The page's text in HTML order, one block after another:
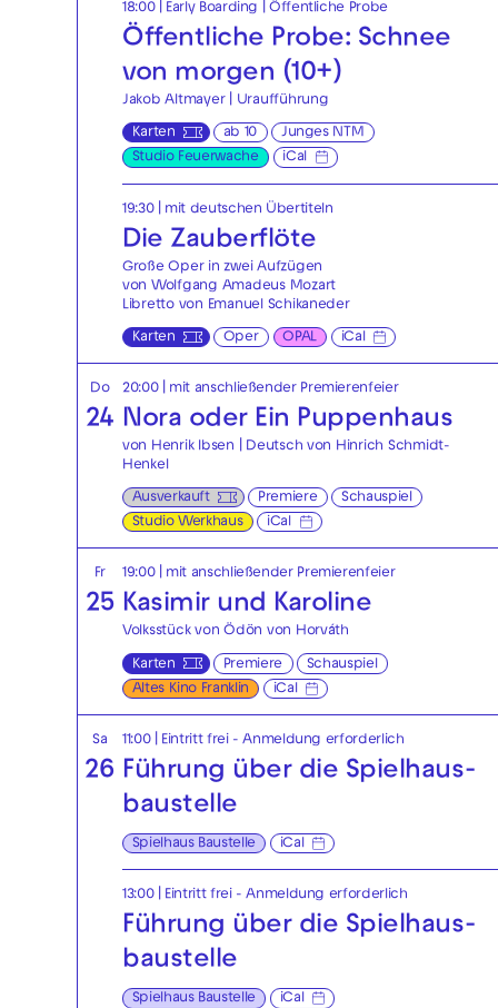
18:00| Early Boarding |Öffentliche Probe
Öffentliche Probe: Schnee
von morgen (10+)
Jakob Altmayer | Uraufführung
Karten ab 10
Junges NTM
Studio Feuerwache
iCal
19:30| mit deutschen Übertiteln
Die Zauberflöte
Große Oper in zwei Aufzügen
von Wolfgang Amadeus Mozart
Libretto von Emanuel Schikaneder
Karten Oper OPAL iCal
Do
24
20:00 | mit anschließender Premierenfeier
Nora oder Ein Puppenhaus
von Henrik Ibsen | Deutsch von Hinrich Schmidt-
Henkel
Ausverkauft Premiere
Schauspiel
Studio Werkhaus
iCal
Fr
25
19:00 | mit anschließender Premierenfeier
Kasimir und Karoline
Volksstück von Ödön von Horváth
Karten Premiere
Schauspiel
Altes Kino Franklin
iCal
Sa
26
11:00| Eintritt frei - Anmeldung erforderlich
Führung über die Spielhaus­
baustelle
Spielhaus Baustelle iCal
13:00| Eintritt frei - Anmeldung erforderlich
Führung über die Spielhaus­
baustelle
Spielhaus Baustelle iCal